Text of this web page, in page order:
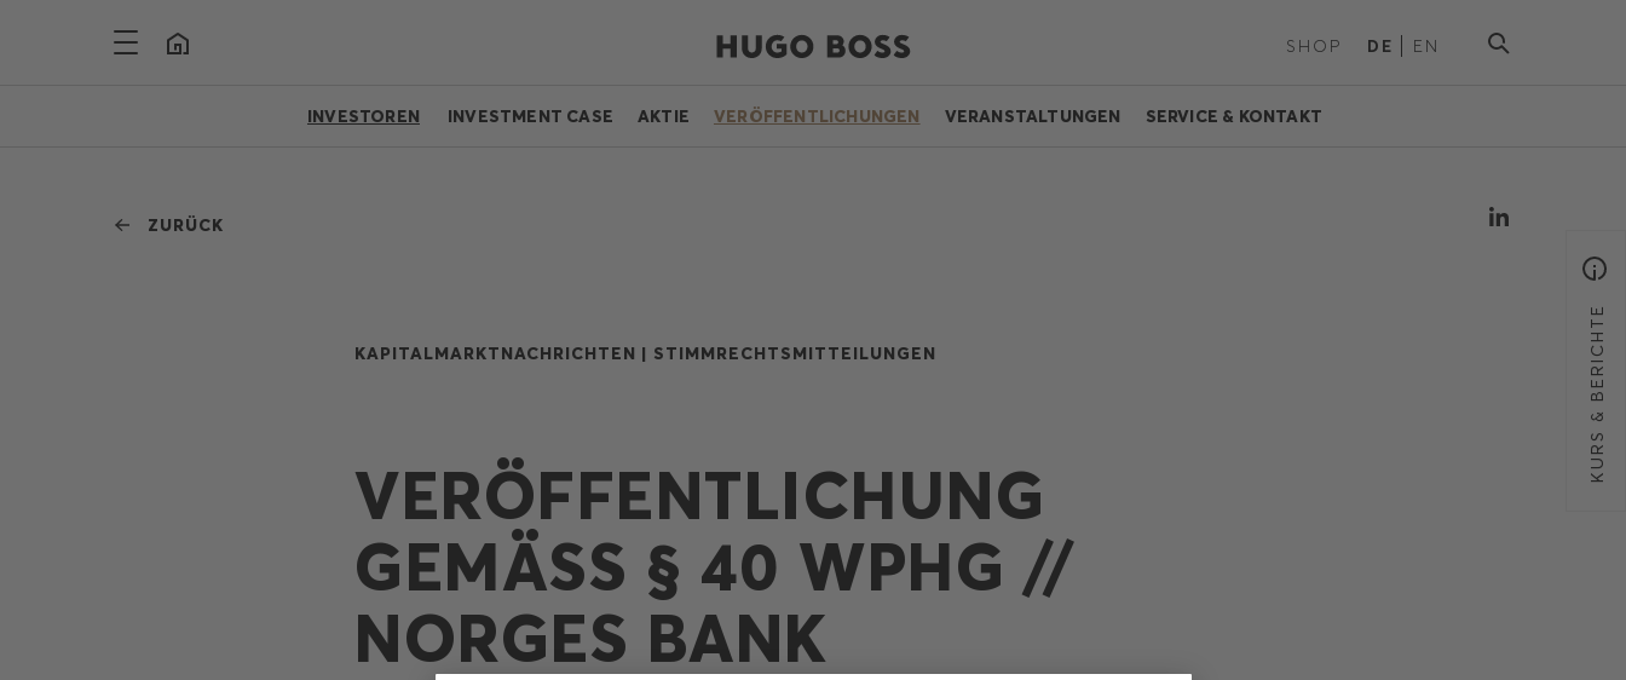
KURS & BERICHTE
SHOP DE EN
INVESTOREN INVESTMENT CASE AKTIE VERÖFFENTLICHUNGEN VERANSTALTUNGEN SERVICE & KONTAKT
ZURÜCK
KAPITALMARKTNACHRICHTEN | STIMMRECHTSMITTEILUNGEN
VERÖFFENTLICHUNG
GEMÄSS § 40 WPHG // N
ORGES BANK